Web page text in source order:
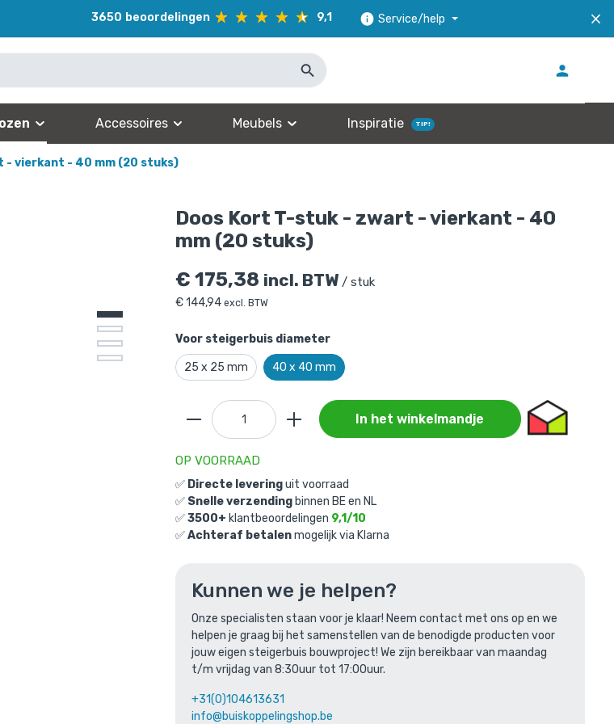
3650 beoordelingen 9,1 Service/help
Accessoires Meubels Inspiratie TIP!
- vierkant - 40 mm (20 stuks)
Doos Kort T-stuk - zwart - vierkant - 40
mm (20 stuks)
€175,38 incl. BTW/ stuk
€144,94 excl. BTW
Voor steigerbuis diameter
25 x 25 mm 40 x 40 mm
In het winkelmandje
OP VOORRAAD
✅ Directe leveringuit voorraad
✅ Snelle verzending binnen BE en NL
✅3500+ klantbeoordelingen 9,1/10
✅Achteraf betalenmogelijk via Klarna
Kunnen we je helpen?
Onze specialisten staan voor je klaar! Neem contact met ons op en we
helpen je graag bij het samenstellen van de benodigde producten voor
jouw eigen steigerbuis bouwproject! We zijn bereikbaar van maandag
t/m vrijdag van 8:30uur tot 17:00uur.
+31(0)104613631
info@buiskoppelingshop.be
- vierkant - 40 mm (20 stuks)is toegevoegd aan
of verder winkelen